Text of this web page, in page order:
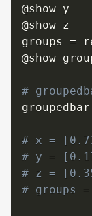
@show y
@show z
groups =
@show
#
groupedbar
# x =
# y =
# z =
# groups